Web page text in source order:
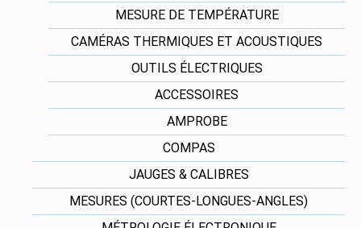
MESURE DE TEMPÉRATURE
CAMÉRAS THERMIQUES ET ACOUSTIQUES
OUTILS ÉLECTRIQUES
ACCESSOIRES
AMPROBE
COMPAS
JAUGES & CALIBRES
MESURES (COURTES-LONGUES-ANGLES)